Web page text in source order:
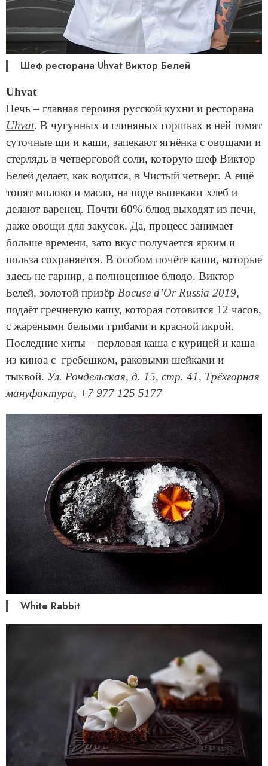
Шеф ресторана Uhvat Виктор Белей
Uhvat
Печь – главная героиня русской кухни и ресторана
Uhvat. В чугунных и глиняных горшках в ней томят
суточные щи и каши, запекают ягнёнка с овощами и
стерлядь в четверговой соли, которую шеф Виктор
Белей делает, как водится, в Чистый четверг. А ещё
топят молоко и масло, на поде выпекают хлеб и
делают варенец. Почти 60% блюд выходят из печи,
даже овощи для закусок. Да, процесс занимает
больше времени, зато вкус получается ярким и
польза сохраняется. В особом почёте каши, которые
здесь не гарнир, а полноценное блюдо. Виктор
Белей, золотой призёр Bocuse d’Or Russia 2019,
подаёт гречневую кашу, которая готовится 12 часов,
с жареными белыми грибами и красной икрой.
Последние хиты – перловая каша с курицей и каша
из киноа с гребешком, раковыми шейками и
тыквой. Ул. Рочдельская, д. 15, стр. 41, Трёхгорная
мануфактура, +7 977 125 5177
White Rabbit